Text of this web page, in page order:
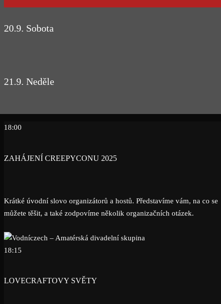
20.9. Sobota
21.9. Neděle
18:00
ZAHÁJENÍ CREEPYCONU 2025
Krátké úvodní slovo organizátorů a hostů. Představíme vám, na co se
můžete těšit, a také zodpovíme několik organizačních otázek.
18:15
LOVECRAFTOVY SVĚTY